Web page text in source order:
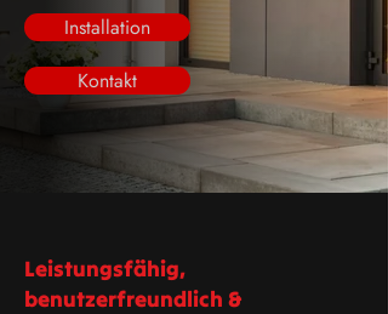
Installation
Kontakt
Leistungsfähig,
benutzerfreundlich &